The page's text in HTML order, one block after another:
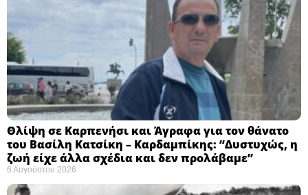
Θλίψη σε Καρπενήσι και Άγραφα για τον θάνατο
του Βασίλη Κατσίκη – Καρδαμπίκης: “Δυστυχώς, η
ζωή είχε άλλα σχέδια και δεν προλάβαμε”
6 Αυγούστου 2026